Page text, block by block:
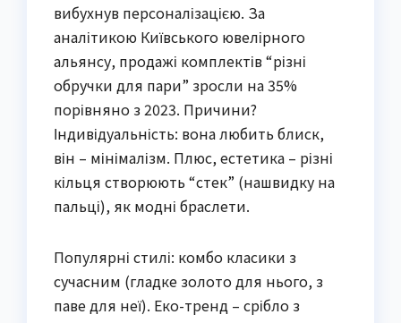
вибухнув персоналізацією. За
аналітикою Київського ювелірного
альянсу, продажі комплектів “різні
обручки для пари” зросли на 35%
порівняно з 2023. Причини?
Індивідуальність: вона любить блиск,
він – мінімалізм. Плюс, естетика – різні
кільця створюють “стек” (нашвидку на
пальці), як модні браслети.
Популярні стилі: комбо класики з
сучасним (гладке золото для нього, з
паве для неї). Еко-тренд – срібло з